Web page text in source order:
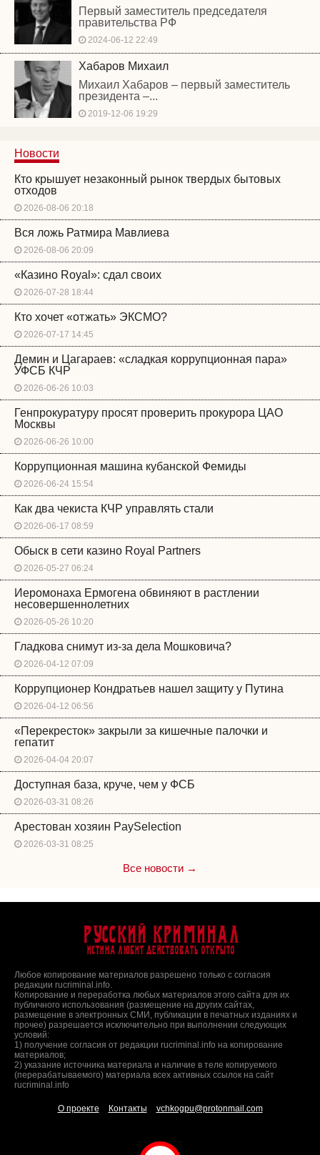
Первый заместитель председателя
правительства РФ
2024-06-12 22:49
Хабаров Михаил
Михаил Хабаров – первый заместитель
президента –...
2019-12-06 19:29
Новости
Кто крышует незаконный рынок твердых бытовых
отходов
2026-08-06 20:18
Вся ложь Ратмира Мавлиева
2026-08-06 20:09
«Казино Royal»: сдал своих
2026-07-28 18:44
Кто хочет «отжать» ЭКСМО?
2026-07-17 14:45
Демин и Цагараев: «сладкая коррупционная пара»
УФСБ КЧР
2026-06-26 10:03
Генпрокуратуру просят проверить прокурора ЦАО
Москвы
2026-06-26 10:00
Коррупционная машина кубанской Фемиды
2026-06-24 15:54
Как два чекиста КЧР управлять стали
2026-06-17 08:59
Обыск в сети казино Royal Partners
2026-05-27 06:24
Иеромонаха Ермогена обвиняют в растлении
несовершеннолетних
2026-05-26 10:20
Гладкова снимут из-за дела Мошковича?
2026-04-12 07:09
Коррупционер Кондратьев нашел защиту у Путина
2026-04-12 06:56
«Перекресток» закрыли за кишечные палочки и
гепатит
2026-04-04 20:07
Доступная база, круче, чем у ФСБ
2026-03-31 08:26
Арестован хозяин PaySelection
2026-03-31 08:25
Все новости →
Русский Криминал
Истина любит действовать открыто
Любое копирование материалов разрешено только с согласия
редакции rucriminal.info.
Копирование и переработка любых материалов этого сайта для их
публичного использования (размещение на других сайтах,
размещение в электронных СМИ, публикации в печатных изданиях и
прочее) разрешается исключительно при выполнении следующих
условий:
1) получение согласия от редакции rucriminal.info на копирование
материалов;
2) указание источника материала и наличие в теле копируемого
(перерабатываемого) материала всех активных ссылок на сайт
rucriminal.info
О проекте Контакты vchkogpu@protonmail.com